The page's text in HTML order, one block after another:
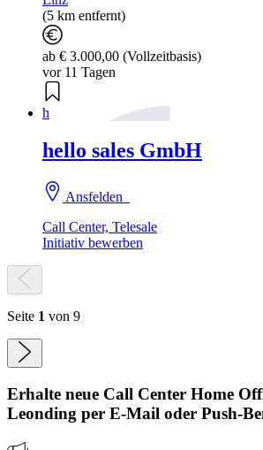
(5 km entfernt)
ab € 3.000,00 (Vollzeitbasis)
vor 11 Tagen
h
hello sales GmbH
Ansfelden
Call Center, Telesale
Initiativ bewerben
Seite 1 von 9
Erhalte neue Call Center Home
Leonding per E-Mail oder Push-